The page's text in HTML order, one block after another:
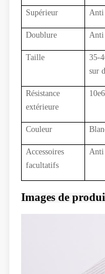
Supérieur Anti
Doublure Anti
Taille 35-
sur
Résistance
extérieure
Couleur
Accessoires
facultatifs
Anti
Images de